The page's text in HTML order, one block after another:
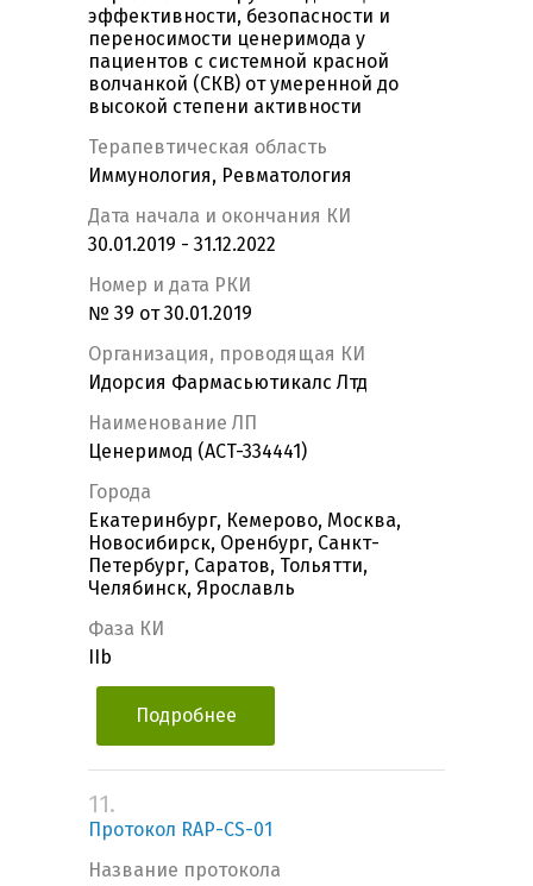
эффективности, безопасности и
переносимости ценеримода у
пациентов с системной красной
волчанкой (СКВ) от умеренной до
высокой степени активности
Терапевтическая область
Иммунология, Ревматология
Дата начала и окончания КИ
30.01.2019 - 31.12.2022
Номер и дата РКИ
№ 39 от 30.01.2019
Организация, проводящая КИ
Идорсия Фармасьютикалc Лтд
Наименование ЛП
Ценеримод (ACT-334441)
Города
Екатеринбург, Кемерово, Москва,
Новосибирск, Оренбург, Санкт-
Петербург, Саратов, Тольятти,
Челябинск, Ярославль
Фаза КИ
IIb
Подробнее
11.
Протокол RAP-CS-01
Название протокола